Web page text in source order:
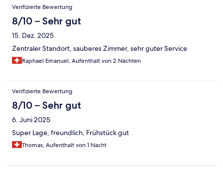
Verifizierte Bewertung
8/10 – Sehr gut
15. Dez. 2025
Zentraler Standort, sauberes Zimmer, sehr guter Service
Raphael Emanuel, Aufenthalt von 2 Nächten
Verifizierte Bewertung
8/10 – Sehr gut
6. Juni 2025
Super Lage, freundlich, Frühstück gut
Thomas, Aufenthalt von 1 Nacht